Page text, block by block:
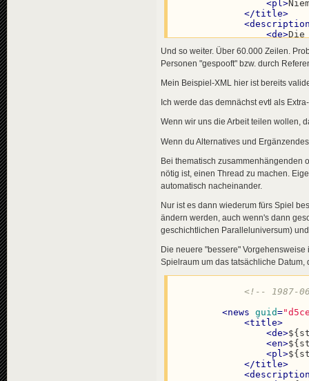
<pl>
</title>
<
<de>Die
<pl>
</
</ news>
<news guid=
< title>
< de>
<en>Joy
<
</title>
<
<de>Die
pl >
</
<data genre
</news>
<news guid=
<title >
<de>
pl>
<
<de>
<en>
<pl>
<data genre
news>
Und so weiter. Über 60.000 Zeilen.
Personen "gespooft" bzw. durch
Mein Beispiel-XML hier ist bereits
Ich werde das demnächst evtl als
Wenn wir uns die Arbeit teilen wollen,
Wenn du Alternatives und
Bei thematisch zusammenhängenden
nötig ist, einen Thread zu machen.
automatisch nacheinander.
Nur ist es dann wiederum fürs Spiel
ändern werden, auch wenn's dann
geschichtlichen Paralleluniversum)
Die neuere "bessere"
Spielraum um das tatsächliche
<!-- 1987-
<news guid=
<title>
<de>
<en>
<pl >
</title>
<